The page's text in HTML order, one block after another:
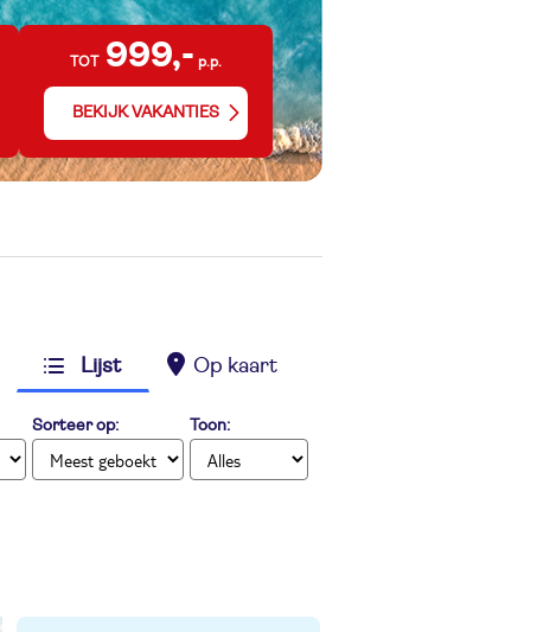
TOT 999,- p.p.
BEKIJK VAKANTIES
Lijst Op kaart
Sorteer op: Toon: